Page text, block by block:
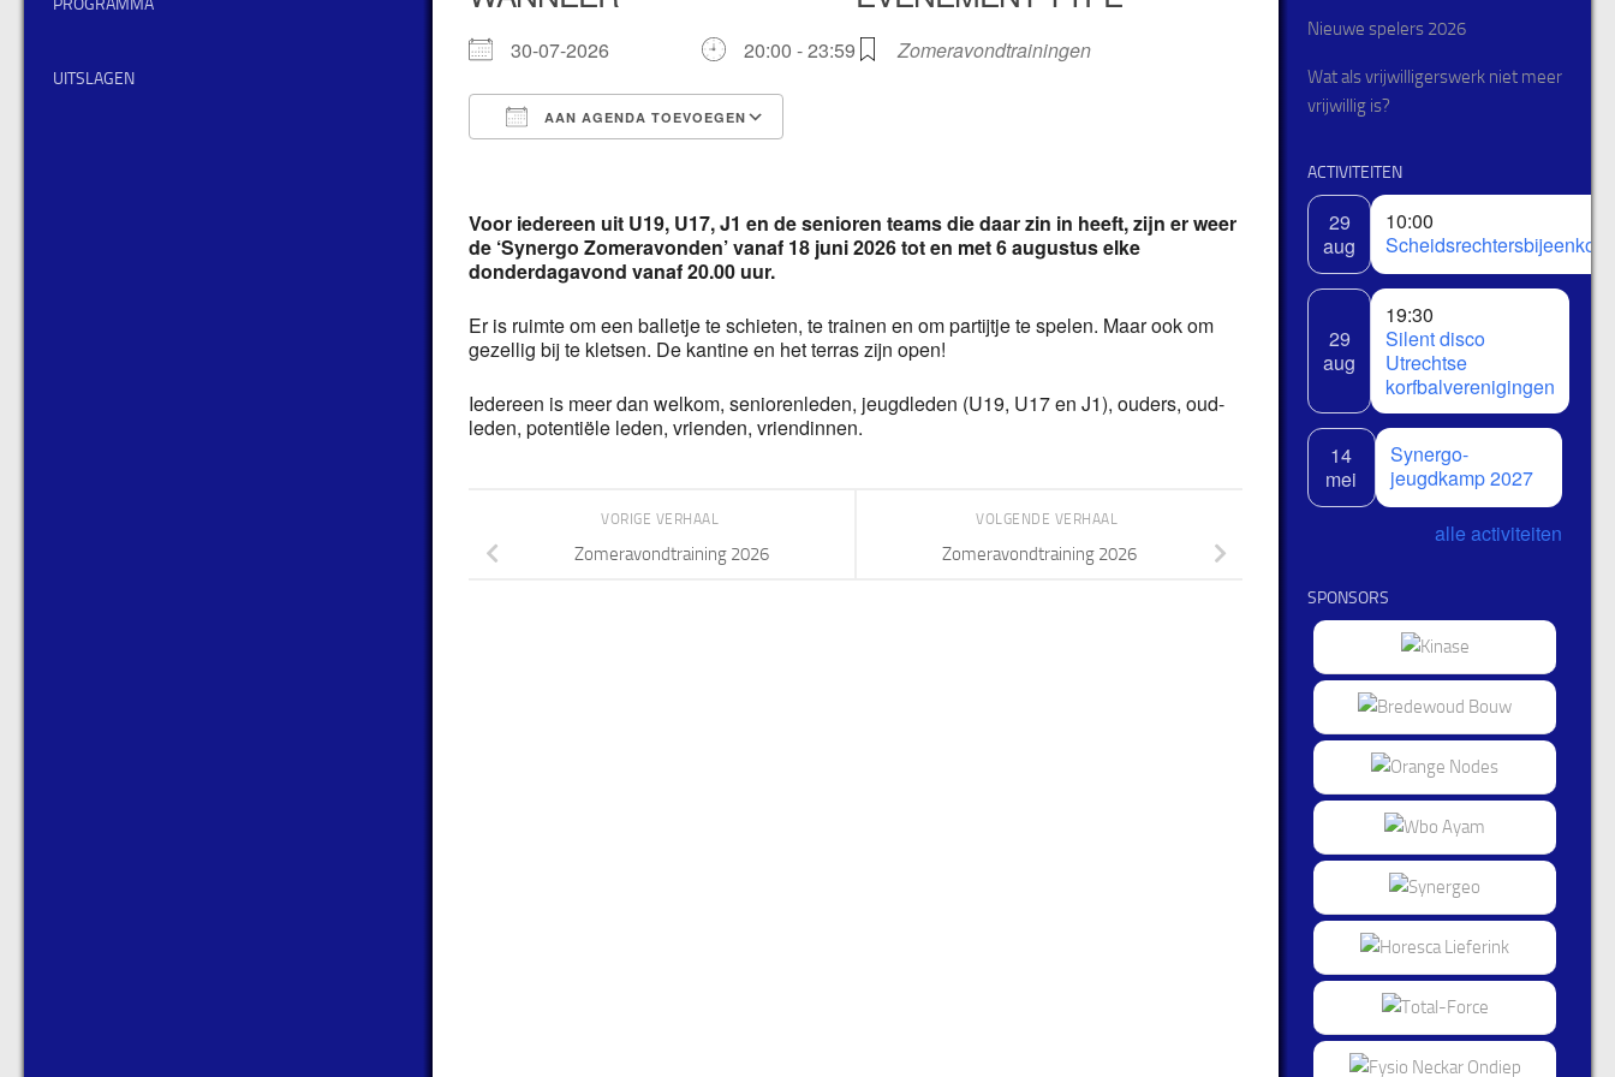
30-07-2026 20:00 - 23:59
AAN AGENDA TOEVOEGEN
Zomeravondtrainingen
Voor iedereen uit U19, U17, J1 en de senioren teams die daar zin in heeft, zijn er weer
de ‘Synergo Zomeravonden’ vanaf 18 juni 2026 tot en met 6 augustus elke
donderdagavond vanaf 20.00 uur.
Er is ruimte om een balletje te schieten, te trainen en om partijtje te spelen. Maar ook om
gezellig bij te kletsen. De kantine en het terras zijn open!
Iedereen is meer dan welkom, seniorenleden, jeugdleden (U19, U17 en J1), ouders, oud-
leden, potentiële leden, vrienden, vriendinnen.
VOLGENDE VERHAAL
Zomeravondtraining 2026
VORIGE VERHAAL
Zomeravondtraining 2026
PROGRAMMA
UITSLAGEN
Nieuwe spelers 2026
Wat als vrijwilligerswerk niet meer
vrijwillig is?
ACTIVITEITEN
29
aug
10:00
29
aug
19:30
Silent disco
Utrechtse
korfbalverenigingen
14
mei
Synergo-
jeugdkamp 2027
alle activiteiten
SPONSORS